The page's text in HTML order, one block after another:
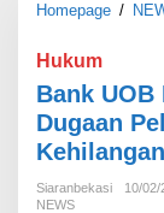
Homepage /
Hukum
Bank
Dugaan
Siaranbekasi
10/02/
NEWS